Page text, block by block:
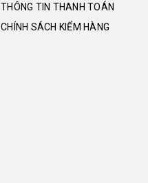
THÔNG TIN THANH TOÁN
CHÍNH SÁCH KIỂM HÀNG